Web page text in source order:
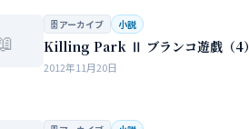
🗄 アーカイブ 小説
Killing Park Ⅱ ブランコ遊戯（4）
2012年11月20日